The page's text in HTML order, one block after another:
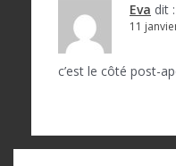
Eva dit :
11
c’est le côté post-